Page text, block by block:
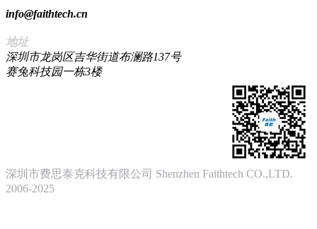
info@faithtech.cn
地址
深圳市龙岗区吉华街道布澜路137号
赛兔科技园一栋3楼
深圳市费思泰克科技有限公司 Shenzhen Faithtech CO.,LTD.
2006-2025